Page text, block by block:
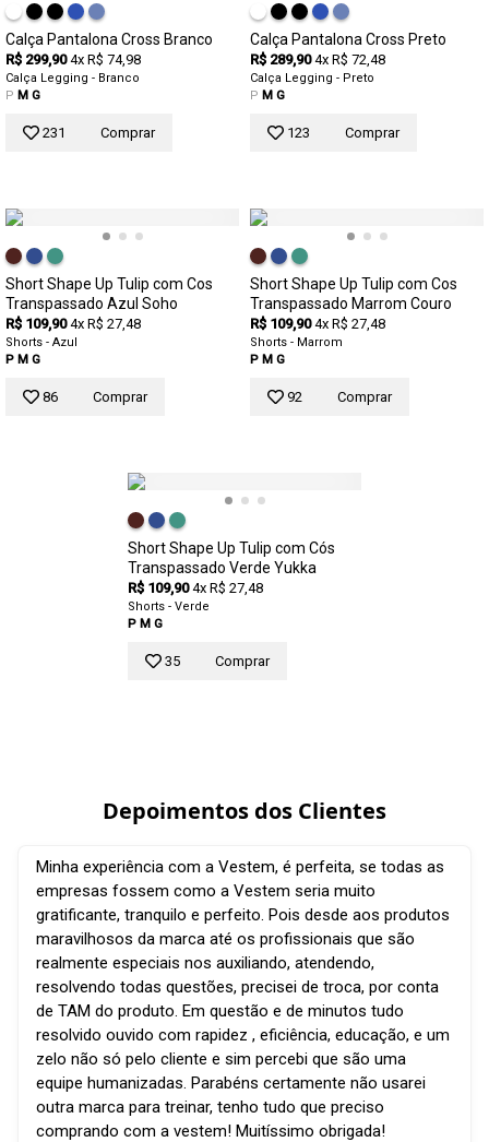
Calça Pantalona Cross Branco
R$ 299,90 4x R$ 74,98
Calça Legging - Branco
P M G
231 Comprar
Calça Pantalona Cross Preto
R$ 289,90 4x R$ 72,48
Calça Legging - Preto
P M G
123 Comprar
Short Shape Up Tulip com Cos
Transpassado Azul Soho
R$ 109,90 4x R$ 27,48
Shorts - Azul
P M G
86 Comprar
Short Shape Up Tulip com Cos
Transpassado Marrom Couro
R$ 109,90 4x R$ 27,48
Shorts - Marrom
P M G
92 Comprar
Short Shape Up Tulip com Cós
Transpassado Verde Yukka
R$ 109,90 4x R$ 27,48
Shorts - Verde
P M G
35 Comprar
Depoimentos dos Clientes
Minha experiência com a Vestem, é perfeita, se todas as
empresas fossem como a Vestem seria muito
gratificante, tranquilo e perfeito. Pois desde aos produtos
maravilhosos da marca até os profissionais que são
realmente especiais nos auxiliando, atendendo,
resolvendo todas questões, precisei de troca, por conta
de TAM do produto. Em questão e de minutos tudo
resolvido ouvido com rapidez , eficiência, educação, e um
zelo não só pelo cliente e sim percebi que são uma
equipe humanizadas. Parabéns certamente não usarei
outra marca para treinar, tenho tudo que preciso
comprando com a vestem! Muitíssimo obrigada!